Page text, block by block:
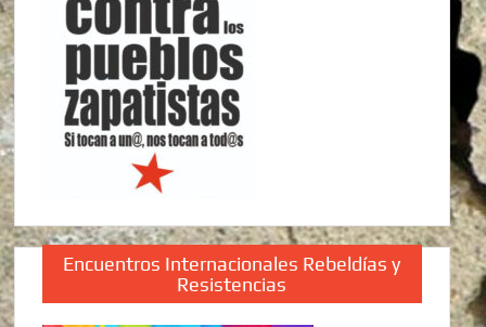
Encuentros Internacionales Rebeldías y
Resistencias